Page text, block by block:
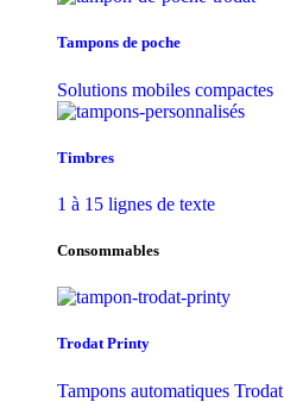
Tampons de poche
Solutions mobiles compactes
Timbres
1 à 15 lignes de texte
Consommables
Trodat Printy
Tampons automatiques Trodat